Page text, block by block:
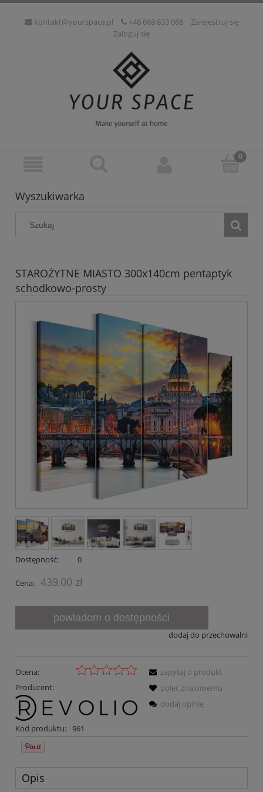
kontakt@yourspace.pl +48 668 833 068
Zarejestruj się
Zaloguj się
Wyszukiwarka
STAROŻYTNE MIASTO 300x140cm pentaptyk
schodkowo-prosty
Dostępność: 0
Cena: 439,00 zł
powiadom o dostępności
dodaj do przechowalni
Ocena:
Producent:
Kod produktu: 961
zapytaj o produkt
poleć znajomemu
dodaj opinię
Opis